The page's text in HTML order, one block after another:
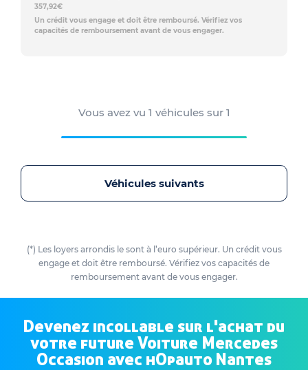
357,92€
Un crédit vous engage et doit être remboursé. Vérifiez vos
capacités de remboursement avant de vous engager.
Vous avez vu 1 véhicules sur 1
Véhicules suivants
(*) Les loyers arrondis le sont à l’euro supérieur. Un crédit vous
engage et doit être remboursé. Vérifiez vos capacités de
remboursement avant de vous engager.
Devenez incollable sur l'achat du
votre future Voiture Mercedes
Occasion avec hOpauto Nantes